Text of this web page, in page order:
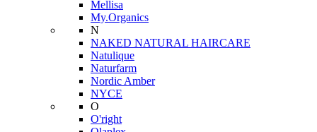
Mellisa
My.Organics
N
NAKED NATURAL HAIRCARE
Natulique
Naturfarm
Nordic Amber
NYCE
O
O'right